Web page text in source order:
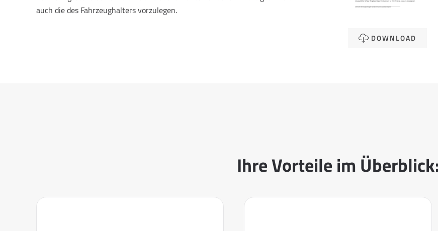
auch die des Fahrzeughalters vorzulegen.
DOWNLOAD
Ihre Vorteile im